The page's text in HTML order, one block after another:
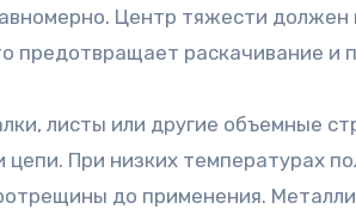
Центр тяжести должен
предотвращает раскачивание и
листы или другие объемные
При низких температурах
до применения.